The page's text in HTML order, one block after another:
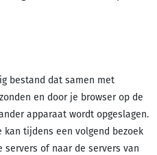
bestand dat samen met
en door je browser op de
apparaat wordt opgeslagen.
tijdens een volgend bezoek
servers of naar de servers van